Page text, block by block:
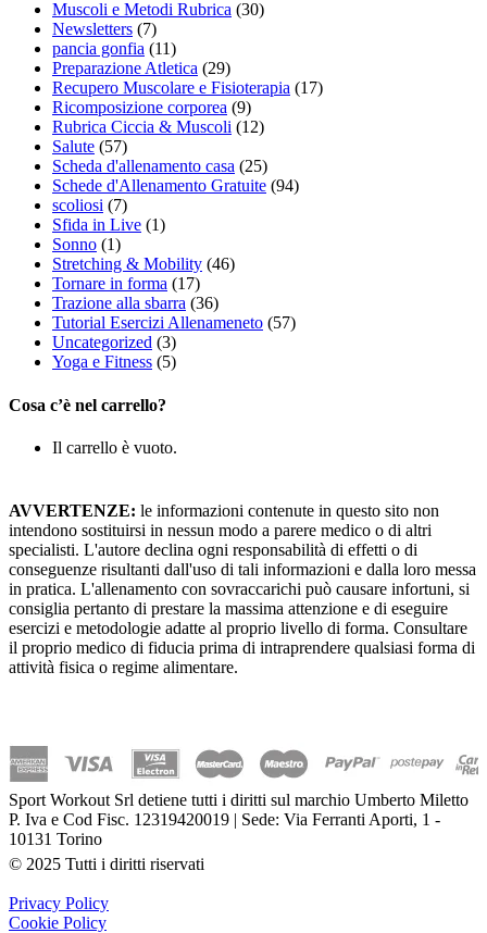
Muscoli e Metodi Rubrica (30)
Newsletters (7)
pancia gonfia (11)
Preparazione Atletica (29)
Recupero Muscolare e Fisioterapia (17)
Ricomposizione corporea (9)
Rubrica Ciccia & Muscoli (12)
Salute (57)
Scheda d'allenamento casa (25)
Schede d'Allenamento Gratuite (94)
scoliosi (7)
Sfida in Live (1)
Sonno (1)
Stretching & Mobility (46)
Tornare in forma (17)
Trazione alla sbarra (36)
Tutorial Esercizi Allenameneto (57)
Uncategorized (3)
Yoga e Fitness (5)
Cosa c’è nel carrello?
Il carrello è vuoto.
AVVERTENZE: le informazioni contenute in questo sito non
intendono sostituirsi in nessun modo a parere medico o di altri
specialisti. L'autore declina ogni responsabilità di effetti o di
conseguenze risultanti dall'uso di tali informazioni e dalla loro messa
in pratica. L'allenamento con sovraccarichi può causare infortuni, si
consiglia pertanto di prestare la massima attenzione e di eseguire
esercizi e metodologie adatte al proprio livello di forma. Consultare
il proprio medico di fiducia prima di intraprendere qualsiasi forma di
attività fisica o regime alimentare.
Sport Workout Srl detiene tutti i diritti sul marchio Umberto Miletto
P. Iva e Cod Fisc. 12319420019 | Sede: Via Ferranti Aporti, 1 -
10131 Torino
© 2025 Tutti i diritti riservati
Privacy Policy
Cookie Policy